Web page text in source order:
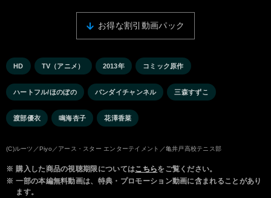
お得な割引動画パック
HD TV（アニメ） 2013年 コミック原作
ハートフル/ほのぼの バンダイチャンネル 三森すずこ
渡部優衣 鳴海杏子 花澤香菜
(C)ルーツ／Piyo／アース・スター エンターテイメント／亀井戸高校テニス部
※ 購入した商品の視聴期限についてはこちらをご覧ください。
※ 一部の本編無料動画は、特典・プロモーション動画に含まれることがあり
ます。